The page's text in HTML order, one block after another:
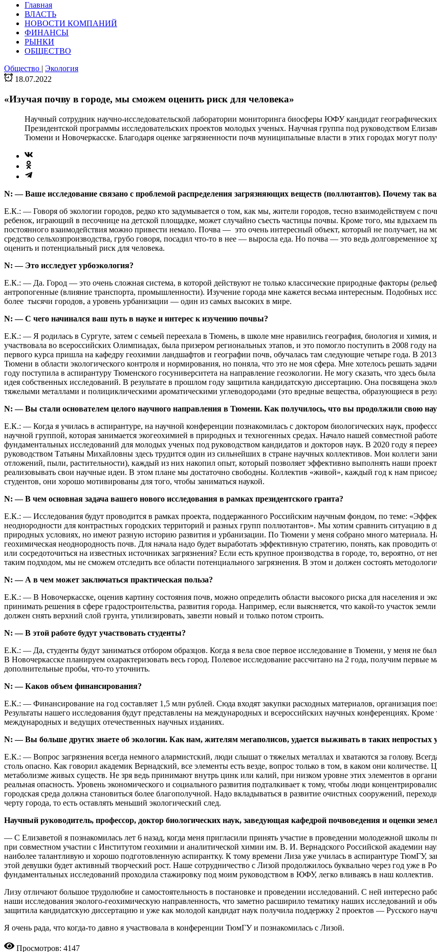
Главная
ВЛАСТЬ
НОВОСТИ КОМПАНИЙ
ФИНАНСЫ
РЫНКИ
ОБЩЕСТВО
Общество | Экология
18.07.2022
«Изучая почву в городе, мы сможем оценить риск для человека»
Научный сотрудник научно-исследовательской лаборатории мониторинга биосферы ЮФУ кандидат
Президентской программы исследовательских проектов молодых ученых. Научная группа под руководством
Тюмени и Новочеркасске. Благодаря оценке загрязненности почв муниципальные власти в этих городах могут
N: — Ваше исследование связано с проблемой распределения загрязняющих веществ (поллютантов). Почему так
Е.К.: — Говоря об экологии городов, редко кто задумывается о том, как мы, жители городов, тесно взаимодействуем с
ребенок, играющий в песочнице на детской площадке, может случайно съесть частицы почвы. Кроме того, мы вдыхаем
постоянного взаимодействия можно привести немало. Почва — это очень интересный объект, который не получает, на
средство сельхозпроизводства, грубо говоря, посадил что-то в нее — выросла еда. Но почва — это ведь
оценить и потенциальный риск для человека.
N: — Это исследует урбоэкология?
Е.К.: — Да. Город — это очень сложная система, в которой действуют не только классические природные факторы
антропогенные (влияние транспорта, промышленности). Изучение города мне кажется весьма интересным. Подобных
более тысячи городов, а уровень урбанизации — один из самых высоких в мире.
N: — С чего начинался ваш путь в науке и интерес к изучению почвы?
Е.К.: — Я родилась в Сургуте, затем с семьей переехала в Тюмень, в школе мне нравились география, биология и химия,
участвовала во всероссийских Олимпиадах, была призером региональных этапов, и это помогло поступить в 2008 году
первого курса пришла на кафедру геохимии ландшафтов и географии почв, обучалась там следующие четыре года. В
Тюмени в области экологического контроля и нормирования, но поняла, что это не моя сфера. Мне хотелось решать
году поступила в аспирантуру Тюменского госуниверситета на направление геоэкологии. Не могу сказать, что здесь
идея собственных исследований. В результате в прошлом году защитила кандидатскую диссертацию. Она посвящена
тяжелыми металлами и полициклическими ароматическими углеводородами (это вредные вещества, образующиеся в
N: — Вы стали основателем целого научного направления в Тюмени. Как получилось, что вы продолжили свою
Е.К.: — Когда я училась в аспирантуре, на научной конференции познакомилась с доктором биологических наук,
научной группой, которая занимается экогеохимией в природных и техногенных средах. Начало нашей совместной
фундаментальных исследований для молодых ученых под руководством кандидатов и докторов наук. В 2020 году я
руководством Татьяны Михайловны здесь трудится один из сильнейших в стране научных коллективов. Мои коллеги
отложений, пыли, растительности), каждый из них накопил опыт, который позволяет эффективно выполнять наши
реализовывать свои научные идеи. В этом плане мы достаточно свободны. Коллектив «живой», каждый год к нам
студентов, они хорошо мотивированы для того, чтобы заниматься наукой.
N: — В чем основная задача вашего нового исследования в рамках президентского гранта?
Е.К.: — Исследования будут проводится в рамках проекта, поддержанного Российским научным фондом, по теме:
неоднородности для контрастных городских территорий и разных групп поллютантов». Мы хотим сравнить ситуацию
природных условиях, но имеют разную историю развития и урбанизации. По Тюмени у меня собрано много материала.
геохимическая неоднородность почв. Для начала надо будет выработать эффективную стратегию, понять, как
или сосредоточиться на известных источниках загрязнения? Если есть крупное производства в городе, то, вероятно,
таким подходом, мы не сможем отследить все области потенциального загрязнения. В этом и должен состоять
N: — А в чем может заключаться практическая польза?
Е.К.: — В Новочеркасске, оценив картину состояния почв, можно определить области высокого риска для населения и
принимать решения в сфере градостроительства, развития города. Например, если выясняется, что какой-то участок
должен снять верхний слой грунта, утилизировать, завезти новый и только потом строить.
N: — В этой работе будут участвовать студенты?
Е.К.: — Да, студенты будут заниматься отбором образцов. Когда я вела свое первое исследование в Тюмени, у меня не
В Новочеркасске планируем охарактеризовать весь город. Полевое исследование рассчитано на 2 года, получим
дополнительные пробы, что-то уточнить.
N: — Каков объем финансирования?
Е.К.: — Финансирование на год составляет 1,5 млн рублей. Сюда входят закупки расходных материалов, организация
Результаты нашего исследования будут представлены на международных и всероссийских научных конференциях.
международных и ведущих отечественных научных изданиях.
N: — Вы больше других знаете об экологии. Как нам, жителям мегаполисов, удается выживать в таких непростых
Е.К.: — Вопрос загрязнения всегда немного алармистский, люди слышат о тяжелых металлах и хватаются за голову.
столь опасно. Как говорил академик Вернадский, все элементы есть везде, вопрос только в том, в каком они
метаболизме живых существ. Не зря ведь принимают внутрь цинк или калий, при низком уровне этих элементов в
реальная опасность. Уровень экономического и социального развития подталкивает к тому, чтобы люди
городская среда должна становиться более благополучной. Надо вкладываться в развитие очистных сооружений,
черту города, то есть оставлять меньший экологический след.
Научный руководитель, профессор, доктор биологических наук, заведующая кафедрой почвоведения и оценки
— С Елизаветой я познакомилась лет 6 назад, когда меня пригласили принять участие в проведении молодежной школы
при совместном участии с Институтом геохимии и аналитической химии им. В. И. Вернадского Российской академии
наиболее талантливую и хорошо подготовленную аспирантку. К тому времени Лиза уже училась в аспирантуре ТюмГУ,
этой девушки будет активный творческий рост. Наше сотрудничество с Лизой продолжилось буквально через год уже в
фундаментальных исследований проходила стажировку под моим руководством в ЮФУ, легко вливаясь в наш коллектив.
Лизу отличают большое трудолюбие и самостоятельность в постановке и проведении исследований. С ней интересно
наши исследования эколого-геохимическую направленность, что заметно расширило тематику наших исследований и
защитила кандидатскую диссертацию и уже как молодой кандидат наук получила поддержку 2 проектов — Русского
Я очень рада, что когда-то давно я участвовала в конференции ТюмГУ и познакомилась с Лизой.
Просмотров: 4147